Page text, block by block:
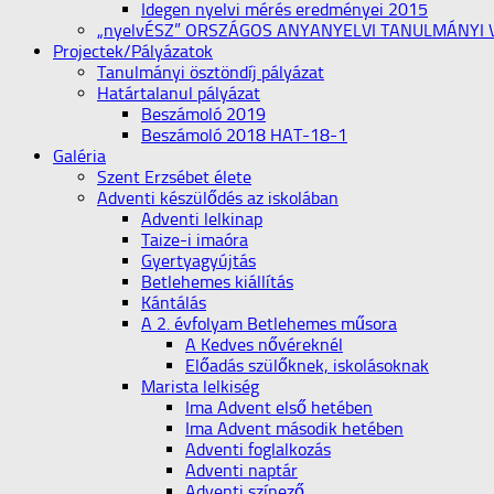
Idegen nyelvi mérés eredményei 2015
„nyelvÉSZ” ORSZÁGOS ANYANYELVI TANULMÁNYI
Projectek/Pályázatok
Tanulmányi ösztöndíj pályázat
Határtalanul pályázat
Beszámoló 2019
Beszámoló 2018 HAT-18-1
Galéria
Szent Erzsébet élete
Adventi készülődés az iskolában
Adventi lelkinap
Taize-i imaóra
Gyertyagyújtás
Betlehemes kiállítás
Kántálás
A 2. évfolyam Betlehemes műsora
A Kedves nővéreknél
Előadás szülőknek, iskolásoknak
Marista lelkiség
Ima Advent első hetében
Ima Advent második hetében
Adventi foglalkozás
Adventi naptár